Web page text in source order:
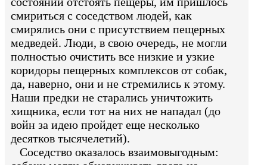
смириться с соседством людей, как
смирялись они с присутствием пещерных
медведей. Люди, в свою очередь, не могли
полностью очистить все низкие и узкие
коридоры пещерных комплексов от собак,
да, наверно, они и не стремились к этому.
Наши предки не старались уничтожить
хищника, если тот на них не нападал (до
войн за идею пройдет еще несколько
десятков тысячелетий).
Соседство оказалось взаимовыгодным: